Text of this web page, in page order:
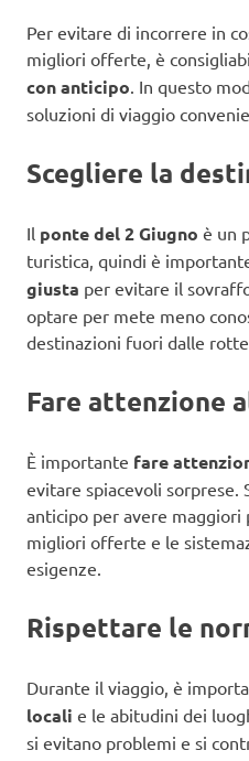
Per evitare di incorrere in
migliori offerte, è
con anticipo . In questo
soluzioni di viaggio
Scegliere la
Il ponte del 2 Giugno è un
turistica, quindi è
giusta per evitare il
optare per mete meno
destinazioni fuori dalle
Fare attenzione
È importante fare
evitare spiacevoli sorprese.
anticipo per avere maggiori
migliori offerte e le
esigenze.
Rispettare le
Durante il viaggio, è
locali e le abitudini dei
si evitano problemi e si